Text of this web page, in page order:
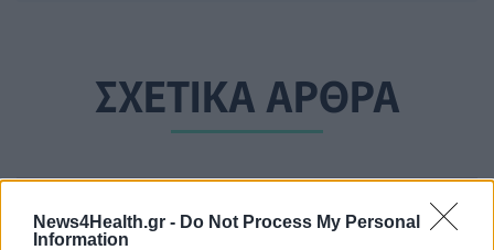
News4Health.gr - Do Not Process My Personal
Information
ΣΧΕΤΙΚΑ ΑΡΘΡΑ